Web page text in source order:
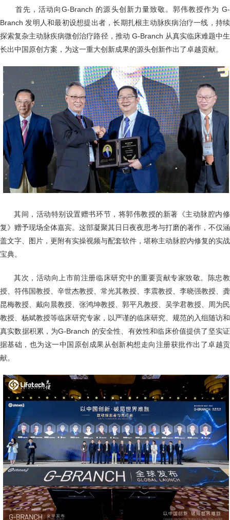
首先，活动向G-Branch 的源头创新力量致敬。郭伟教授作为 G-
Branch 发明人和最初设想提出者，长期扎根主动脉疾病治疗一线，持续
探索复杂主动脉疾病微创治疗路径，推动 G-Branch 从真实临床难题中生
长出中国原创方案，为这一重大创新成果的源头创新作出了卓越贡献。
其间，活动特别设置赠书环节，将郭伟教授的新著《主动脉腔内修
复》赠予现场全体嘉宾。这部凝聚其日日夜夜思考与打磨的著作，不仅涵
盖文字、图片，更附有实操视频与配套软件，堪称主动脉腔内修复的实战
宝典。
其次，活动向上市前注册临床研究中的重要贡献专家致敬。陈忠教
授、符伟国教授、辛世杰教授、常光其教授、李震教授、李晓强教授、龚
昆梅教授、戴向晨教授、张鸿坤教授、郭平凡教授、吴学君教授、周为民
教授、杨斌教授等临床研究专家，以严谨的临床研究、规范的入组随访和
真实数据积累，为G-Branch 的安全性、有效性和临床价值提供了坚实证
据基础，也为这一中国原创成果从创新构想走向注册获批作出了卓越贡
献。